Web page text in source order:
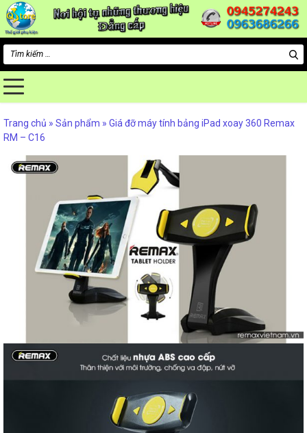
Tìm
kiếm
cho:
Trang chủ » Sản phẩm » Giá đỡ máy tính bảng iPad xoay 360 Remax
RM – C16